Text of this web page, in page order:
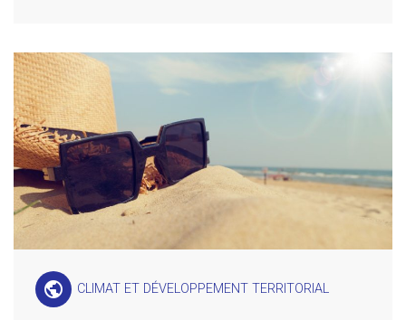
public CLIMAT ET DÉVELOPPEMENT TERRITORIAL